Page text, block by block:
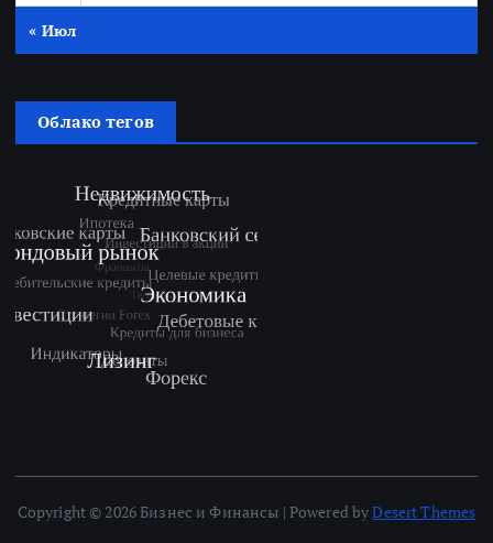
« Июл
Облако тегов
Copyright © 2026 Бизнес и Финансы | Powered byDesert Themes